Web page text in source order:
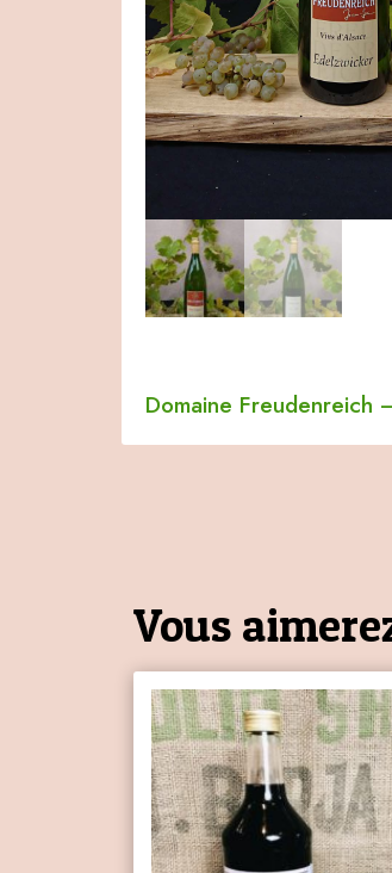
Domaine Freudenreich
Vous